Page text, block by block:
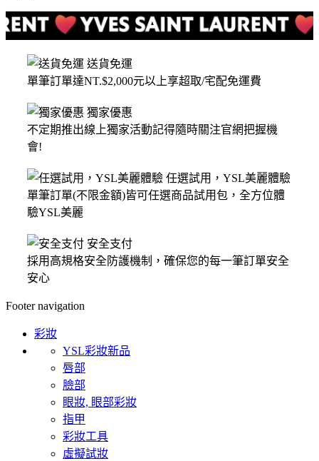
送貨免運
單筆訂單達NT.$2,000元以上享超取/宅配免運費
獨家優惠
不定期推出線上獨家活動記得隨時關注官網把握機
會!
任選試用，YSL美麗體驗
單筆訂單(不限金額)皆可任選商品試用包，全方位體
驗YSL美麗
安全支付
採用高規格安全防護機制，確保您的每一筆訂單安全
安心
Footer navigation
彩妝
YSL彩妝新品
唇部
臉部
眼妝, 眼部彩妝
指甲
彩妝工具
虛擬試妝